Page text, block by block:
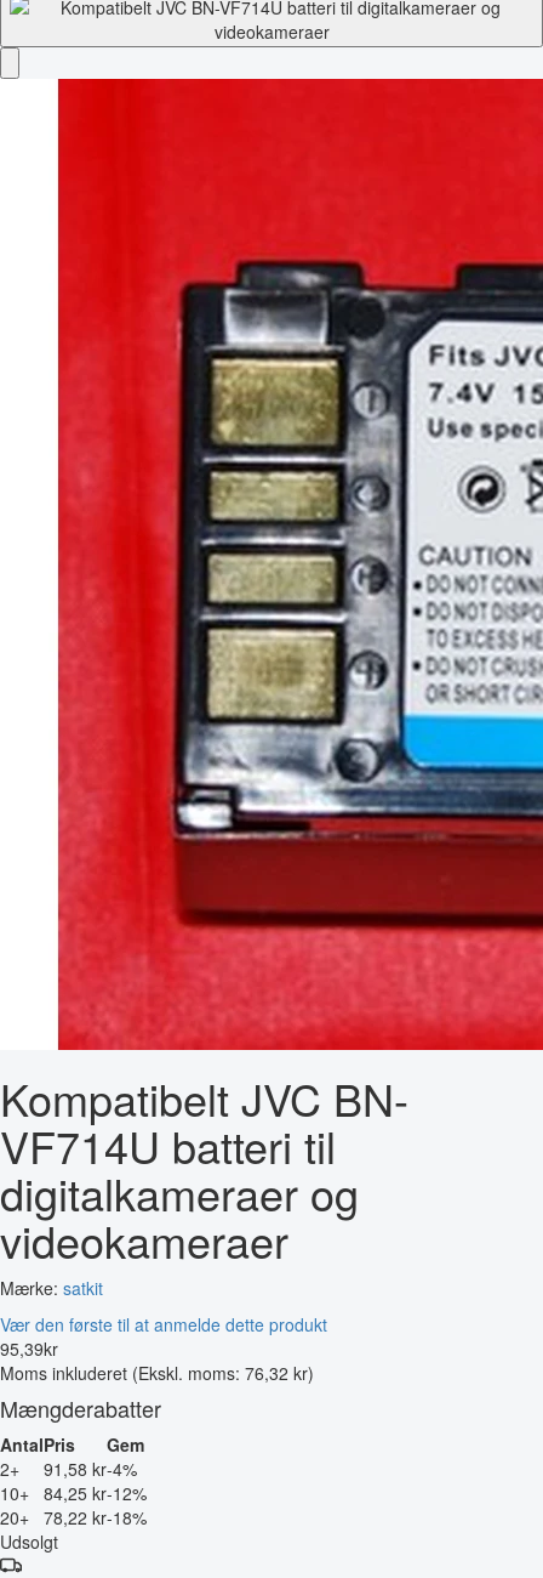
Kompatibelt JVC BN-
VF714U batteri til
digitalkameraer og
videokameraer
Mærke: satkit
Vær den første til at anmelde dette produkt
95,39kr
Moms inkluderet (Ekskl. moms: 76,32 kr)
Mængderabatter
AntalPris
Gem
2+
91,58 kr-4%
10+ 84,25 kr-12%
20+ 78,22 kr-18%
Udsolgt